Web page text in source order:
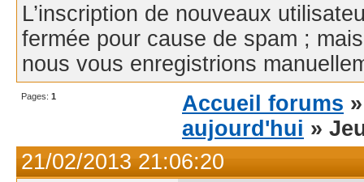
L’inscription de nouveaux
fermée pour cause de spam ;
nous vous enregistrions
Pages: 1 Accueil forums
aujourd'hui »
21/02/2013 21:06:20